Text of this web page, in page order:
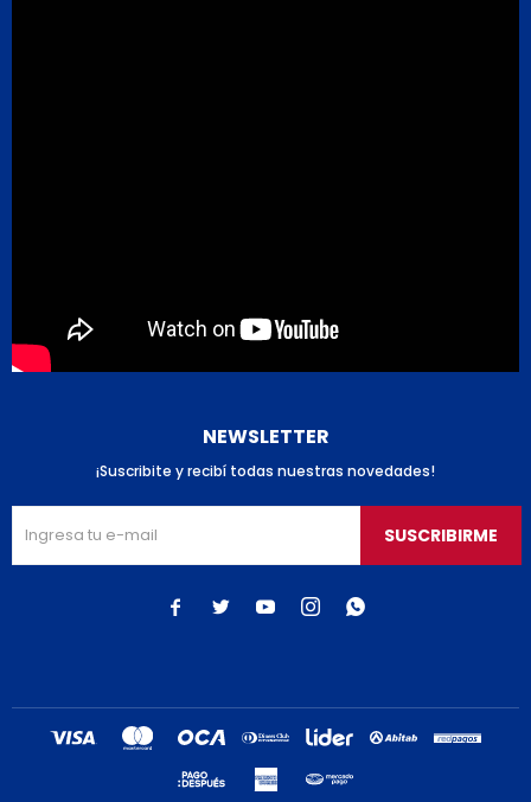
NEWSLETTER
¡Suscribite y recibí todas nuestras novedades!
SUSCRIBIRME
    